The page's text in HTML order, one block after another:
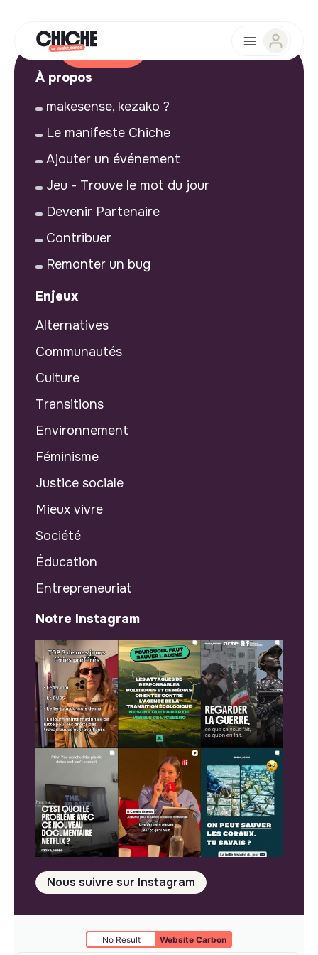
À propos
makesense, kezako ?
Le manifeste Chiche
Ajouter un événement
Jeu - Trouve le mot du jour
Devenir Partenaire
Contribuer
Remonter un bug
Enjeux
Alternatives
Communautés
Culture
Transitions
Environnement
Féminisme
Justice sociale
Mieux vivre
Société
Éducation
Entrepreneuriat
Notre Instagram
Nous suivre sur Instagram
No Result Website Carbon